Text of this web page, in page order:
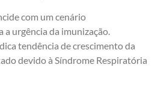
com um cenário
urgência da imunização.
tendência de crescimento da
devido à Síndrome Respiratória